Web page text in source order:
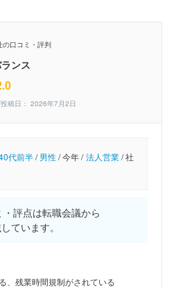
の口コミ・評判
ンス
稿日： 2026年7月2日
代前半/男性/今年 / 法人営業/社
評点は転職会議から
ています。
、残業時間規制がされている